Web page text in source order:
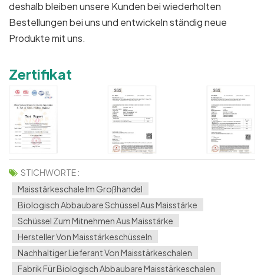
deshalb bleiben unsere Kunden bei wiederholten
Bestellungen bei uns und entwickeln ständig neue
Produkte mit uns.
Zertifikat
STICHWORTE :
Maisstärkeschale Im Großhandel
Biologisch Abbaubare Schüssel Aus Maisstärke
Schüssel Zum Mitnehmen Aus Maisstärke
Hersteller Von Maisstärkeschüsseln
Nachhaltiger Lieferant Von Maisstärkeschalen
Fabrik Für Biologisch Abbaubare Maisstärkeschalen